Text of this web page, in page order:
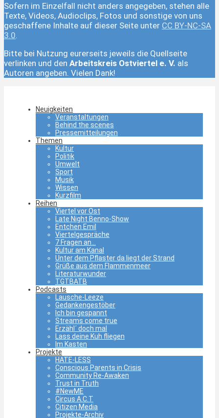
Sofern im Einzelfall nicht anders angegeben, stehen alle
Texte, Videos, Audioclips, Fotos und sonstige von uns
geschaffene Inhalte auf dieser Seite unter CC BY-NC-SA
3.0.
Bitte bei Nutzung eurerseits jeweils die Quellseite
verlinken und den Arbeitskreis Ostviertel e. V. als
Autoren angeben. Vielen Dank!
Neuigkeiten
Veranstaltungen
Behind the scenes
Pressemitteilungen
Themen
Kultur
Politik
Umwelt
Sport
Musik
Wissen
Kurzfilm
Reihen
Viertel vor Ost
Late Night Benno-Show
Entchen Emil
Viertelgespräche
7 Fragen an…
Kultur am Kanal
Unter dem Pflaster da liegt der Strand
Grüße aus dem Flammenmeer
Literaturwunder
TGTBATB
Podcasts
Lausche-Leeze
Gedankengestöber
Ich bin gespannt
Streams come true
Erzähl´ doch mal
Lass deine Kuh fliegen
Im Kasten
Projekte
HATE-LESS
Conscious Parents in Crisis
Community Re-Awaken
Trust in Truth
#NewME
Circus A.C.T
Citizen Media
Projekte-Archiv